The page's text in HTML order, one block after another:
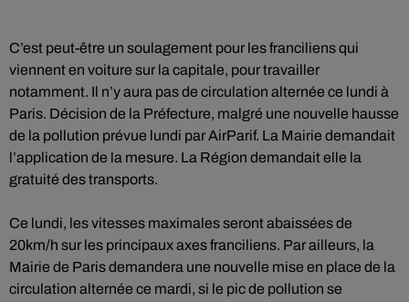
C’est peut-être un soulagement pour les franciliens qui
viennent en voiture sur la capitale, pour travailler
notamment. Il n’y aura pas de circulation alternée ce lundi à
Paris. Décision de la Préfecture, malgré une nouvelle hausse
de la pollution prévue lundi par AirParif. La Mairie demandait
l’application de la mesure. La Région demandait elle la
gratuité des transports.
Ce lundi, les vitesses maximales seront abaissées de
20km/h sur les principaux axes franciliens. Par ailleurs, la
Mairie de Paris demandera une nouvelle mise en place de la
circulation alternée ce mardi, si le pic de pollution se